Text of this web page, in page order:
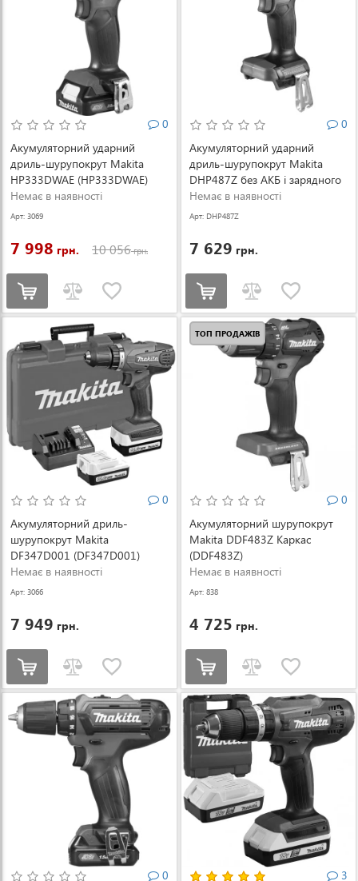
0
Акумуляторний ударний
дриль-шурупокрут Makita
HP333DWAE (HP333DWAE)
Немає в наявності
Арт: 3069
7 998 грн. 10 056грн.
0
Акумуляторний ударний
дриль-шурупокрут Makita
DHP487Z без АКБ і зарядного
пристрою (DHP487Z)
Немає в наявності
Арт: DHP487Z
7 629 грн.
0
Акумуляторний дриль-
шурупокрут Makita
DF347D001 (DF347D001)
Немає в наявності
Арт: 3066
7 949 грн.
ТОП ПРОДАЖІВ
0
Акумуляторний шурупокрут
Makita DDF483Z Каркас
(DDF483Z)
Немає в наявності
Арт: 838
4 725 грн.
0 3